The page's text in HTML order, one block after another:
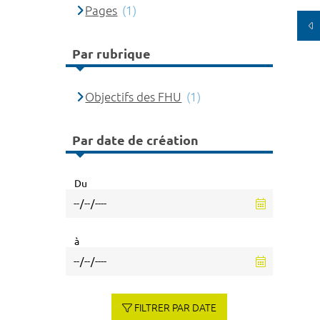
Pages (1)
Par rubrique
Objectifs des FHU (1)
Par date de création
Du
à
FILTRER PAR DATE